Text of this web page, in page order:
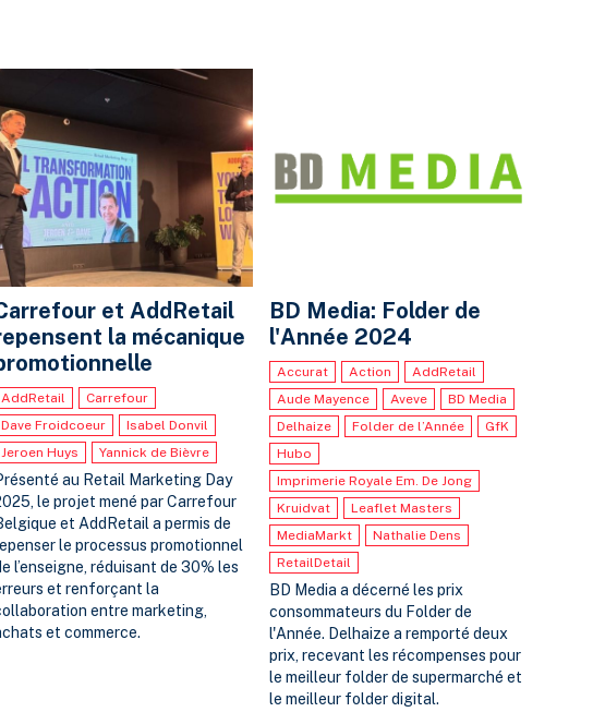
et AddRetail
la mécanique
AddRetail
Carrefour
Dave Froidcoeur
Isabel Donvil
Jeroen Huys
Yannick de Bièvre
au Retail Marketing Day
le projet mené par Carrefour
et AddRetail a permis de
le processus promotionnel
l’enseigne, réduisant de 30% les
et renforçant la
entre marketing,
et commerce.
BD Media: Folder de
l'Année 2024
Accurat Action
AddRetail
Aude Mayence
Aveve
BD Media
Delhaize
Folder de l’Année
GfK
Hubo
Imprimerie Royale Em. De Jong
Kruidvat
Leaflet Masters
MediaMarkt
Nathalie Dens
RetailDetail
BD Media a décerné les prix
consommateurs du Folder de
l'Année. Delhaize a remporté deux
prix, recevant les récompenses pour
le meilleur folder de supermarché et
le meilleur folder digital.